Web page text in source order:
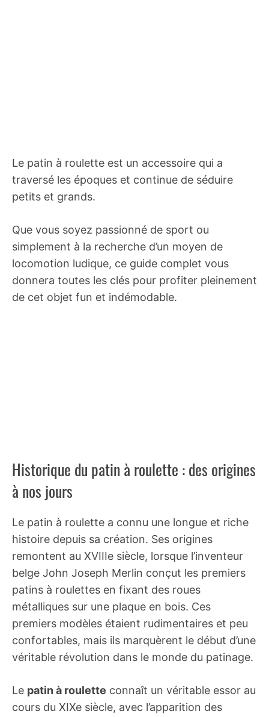
Le patin à roulette est un accessoire qui a
traversé les époques et continue de séduire
petits et grands.
Que vous soyez passionné de sport ou
simplement à la recherche d’un moyen de
locomotion ludique, ce guide complet vous
donnera toutes les clés pour profiter pleinement
de cet objet fun et indémodable.
Historique du patin à roulette : des origines
à nos jours
Le patin à roulette a connu une longue et riche
histoire depuis sa création. Ses origines
remontent au XVIIIe siècle, lorsque l’inventeur
belge John Joseph Merlin conçut les premiers
patins à roulettes en fixant des roues
métalliques sur une plaque en bois. Ces
premiers modèles étaient rudimentaires et peu
confortables, mais ils marquèrent le début d’une
véritable révolution dans le monde du patinage.
Le patin à roulette connaît un véritable essor au
cours du XIXe siècle, avec l’apparition des